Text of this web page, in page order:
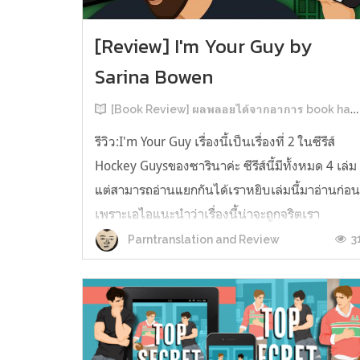
[Review] I'm Your Guy by
Sarina Bowen
[Book Review] ผลพลอยได้จากอาการ book hangover หลังอ่านสารพัน MM Romance
รีวิว:I'm Your Guy เรื่องนี้เป็นเรื่องที่ 2 ในซีรีส์
Hockey Guysของซารินาค่ะ ซีรีส์นี้มีทั้งหมด 4 เล่ม
แต่สามารถอ่านแยกกันได้เราหยิบเล่มนี้มาอ่านก่อน
เพราะเอไอแนะนำว่าเรื่องนี้น่าจะถูกจริตเรา
มากกว่า555 เรื่องนี้เป็นเรื่องราวของ TOMMASO
นักกีฬาฮอกกี้ NHL กับ Carter มัณฑนากรมือฉมัง
ทอมมาโซเพิ่งโดนเทร...
Parntranslation and Review